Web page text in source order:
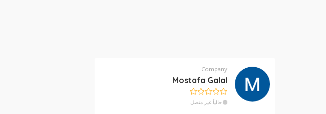
Company
Mostafa Galal
حالياً غير متصل